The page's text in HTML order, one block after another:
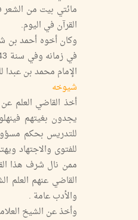
مائتي بيت من الشعر
القرآن في اليوم.
وكان أخوه أحمد بن
الإمام محمد بن عبدا
شيوخه
أخذ القاضي العلم
يجدون بغيتهم
للتدريس بحكم
للفتوى والاجتهاد
ممن نال شرف هذا
القاضي عنهم العلم
والأدب عامة .
وأخذ عن الشيخ